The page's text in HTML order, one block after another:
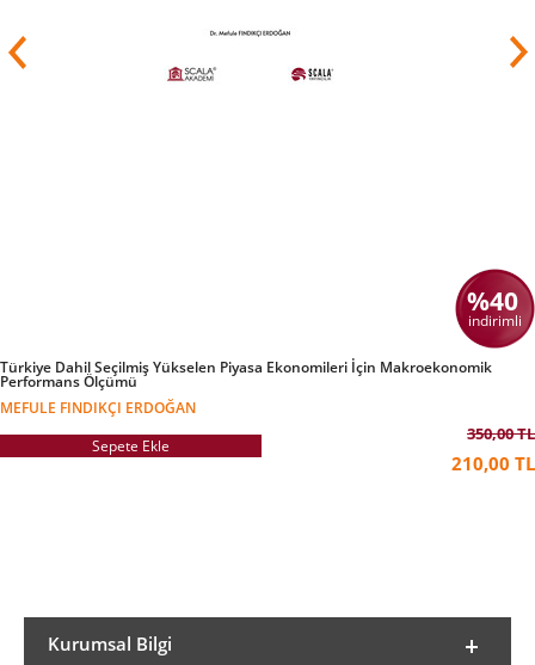
%40
indirimli
Türkiye Dahil Seçilmiş Yükselen Piyasa Ekonomileri İçin Makroekonomik
Performans Ölçümü
MEFULE FINDIKÇI ERDOĞAN
Sepete Ekle
350,00 TL
210,00 TL
Kurumsal Bilgi